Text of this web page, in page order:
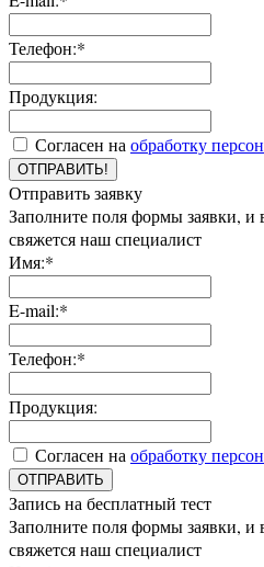
Телефон:*
Продукция:
Согласен на обработку
ОТПРАВИТЬ!
Отправить заявку
Заполните поля формы заявки,
свяжется наш специалист
Имя:*
E-mail:*
Телефон:*
Продукция:
Согласен на обработку
ОТПРАВИТЬ
Запись на бесплатный тест
Заполните поля формы заявки,
свяжется наш специалист